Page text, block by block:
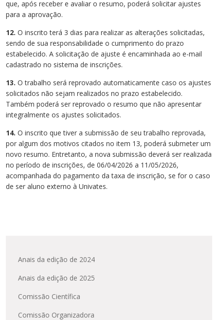
que, após receber e avaliar o resumo, poderá solicitar ajustes
para a aprovação.
12. O inscrito terá 3 dias para realizar as alterações solicitadas,
sendo de sua responsabilidade o cumprimento do prazo
estabelecido. A solicitação de ajuste é encaminhada ao e-mail
cadastrado no sistema de inscrições.
13. O trabalho será reprovado automaticamente caso os ajustes
solicitados não sejam realizados no prazo estabelecido.
Também poderá ser reprovado o resumo que não apresentar
integralmente os ajustes solicitados.
14. O inscrito que tiver a submissão de seu trabalho reprovada,
por algum dos motivos citados no item 13, poderá submeter um
novo resumo. Entretanto, a nova submissão deverá ser realizada
no período de inscrições, de 06/04/2026 a 11/05/2026,
acompanhada do pagamento da taxa de inscrição, se for o caso
de ser aluno externo à Univates.
Anais da edição de 2024
Anais da edição de 2025
Comissão Científica
Comissão Organizadora